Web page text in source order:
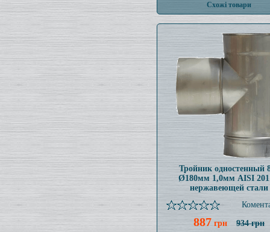
Схожі товари
Тройник одностенный
Ø180мм 1,0мм AISI 201
нержавеющей стали
887 грн 934 грн